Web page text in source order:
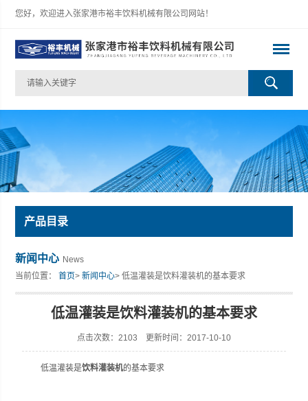
您好，欢迎进入张家港市裕丰饮料机械有限公司网站！
张家港市裕丰饮料机械有限公司
产品目录
新闻中心 News
当前位置：首页>新闻中心> 低温灌装是饮料灌装机的基本要求
低温灌装是饮料灌装机的基本要求
点击次数：2103 更新时间：2017-10-10
低温灌装是饮料灌装机的基本要求